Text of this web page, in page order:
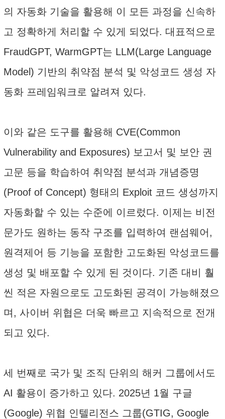
의 자동화 기술을 활용해 이 모든 과정을 신속하
고 정확하게 처리할 수 있게 되었다. 대표적으로
FraudGPT, WarmGPT는 LLM(Large Language
Model) 기반의 취약점 분석 및 악성코드 생성 자
동화 프레임워크로 알려져 있다.
이와 같은 도구를 활용해 CVE(Common
Vulnerability and Exposures) 보고서 및 보안 권
고문 등을 학습하여 취약점 분석과 개념증명
(Proof of Concept) 형태의 Exploit 코드 생성까지
자동화할 수 있는 수준에 이르렀다. 이제는 비전
문가도 원하는 동작 구조를 입력하여 랜섬웨어,
원격제어 등 기능을 포함한 고도화된 악성코드를
생성 및 배포할 수 있게 된 것이다. 기존 대비 훨
씬 적은 자원으로도 고도화된 공격이 가능해졌으
며, 사이버 위협은 더욱 빠르고 지속적으로 전개
되고 있다.
세 번째로 국가 및 조직 단위의 해커 그룹에서도
AI 활용이 증가하고 있다. 2025년 1월 구글
(Google) 위협 인텔리전스 그룹(GTIG, Google